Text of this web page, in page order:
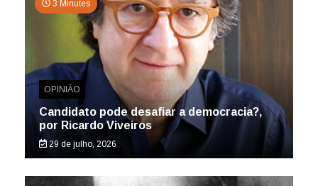
3 Minutes
OPINIÃO
Candidato pode desafiar a democracia?,
por Ricardo Viveiros
29 de julho, 2026